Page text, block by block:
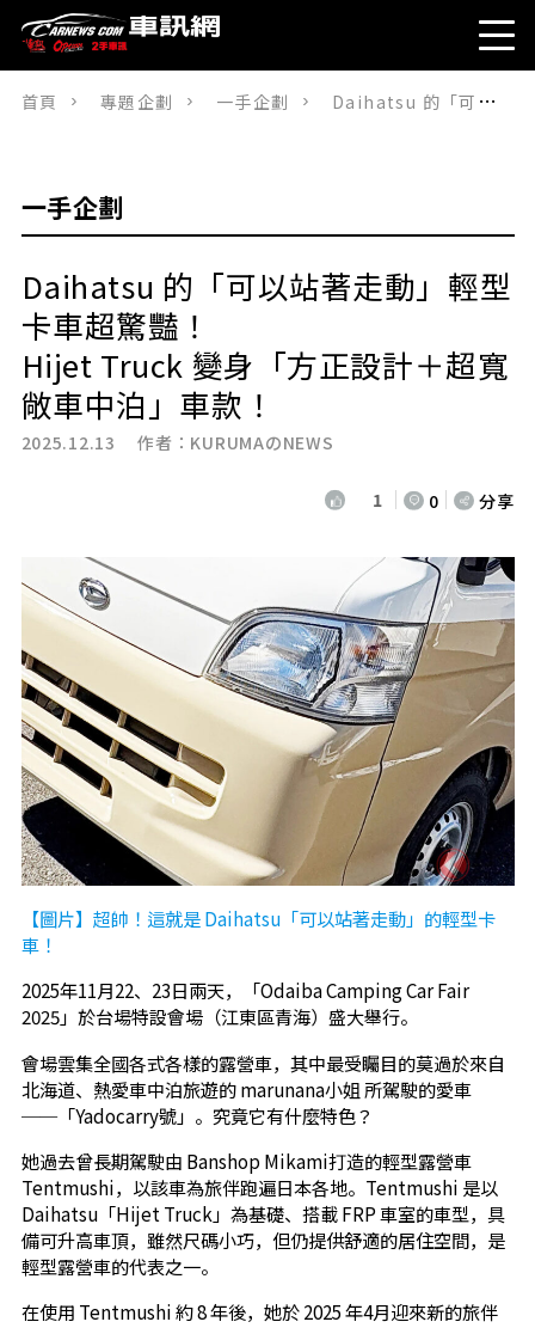
首頁 專題企劃 一手企劃 Daihatsu 的「可以站著走動」輕型卡車超驚豔！ Hijet Truck 變身「方正設計＋超寬敞車中泊」車款！
一手企劃
Daihatsu 的「可以站著走動」輕型
卡車超驚豔！
Hijet Truck 變身「方正設計＋超寬
敞車中泊」車款！
2025.12.13 作者： KURUMAのNEWS
1 0 分享
【圖片】超帥！這就是 Daihatsu「可以站著走動」的輕型卡
車！
2025年11月22、23日兩天，「Odaiba Camping Car Fair
2025」於台場特設會場（江東區青海）盛大舉行。
會場雲集全國各式各樣的露營車，其中最受矚目的莫過於來自
北海道、熱愛車中泊旅遊的 marunana小姐 所駕駛的愛車
──「Yadocarry號」。究竟它有什麼特色？
她過去曾長期駕駛由 Banshop Mikami打造的輕型露營車
Tentmushi，以該車為旅伴跑遍日本各地。Tentmushi 是以
Daihatsu「Hijet Truck」為基礎、搭載 FRP 車室的車型，具
備可升高車頂，雖然尺碼小巧，但仍提供舒適的居住空間，是
輕型露營車的代表之一。
在使用 Tentmushi 約 8 年後，她於 2025 年4月迎來新的旅伴